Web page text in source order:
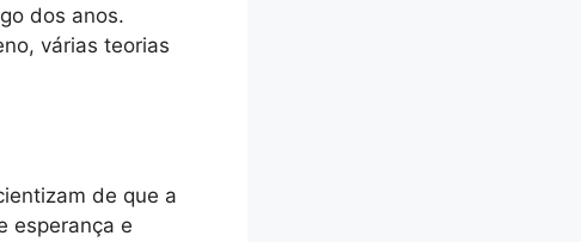
dos anos.
várias teorias
de que a
esperança e